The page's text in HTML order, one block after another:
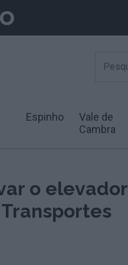
Espinho
Vale de
Cambra
o elevador